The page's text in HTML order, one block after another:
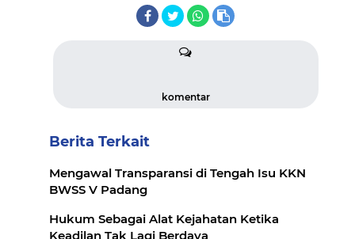
komentar
Berita Terkait
Mengawal Transparansi di Tengah Isu KKN
BWSS V Padang
Hukum Sebagai Alat Kejahatan Ketika
Keadilan Tak Lagi Berdaya